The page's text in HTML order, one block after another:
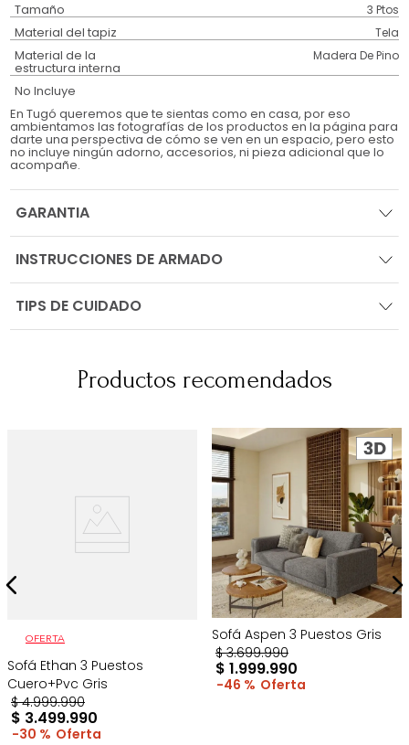
Tamaño 3 Ptos
Material del tapiz Tela
Material de la
estructura interna
Madera De Pino
No Incluye
En Tugó queremos que te sientas como en casa, por eso
ambientamos las fotografías de los productos en la página para
darte una perspectiva de cómo se ven en un espacio, pero esto
no incluye ningún adorno, accesorios, ni pieza adicional que lo
acompañe.
GARANTIA
INSTRUCCIONES DE ARMADO
TIPS DE CUIDADO
Productos recomendados
OFERTA
Sofá Ethan 3 Puestos
Cuero+Pvc Gris
$ 4.999.990
$ 3.499.990
30 %
Sofá Aspen 3 Puestos Gris
$ 3.699.990
$ 1.999.990
46 %